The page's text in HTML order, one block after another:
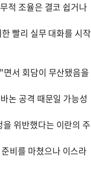
적 조율은 결코 쉽거나
빨리 실무 대화를 시작
서 회담이 무산됐음을
논 공격 때문일 가능성
위반했다는 이란의 주
비를 마쳤으나 이스라